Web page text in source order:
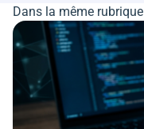
Dans la même rubrique